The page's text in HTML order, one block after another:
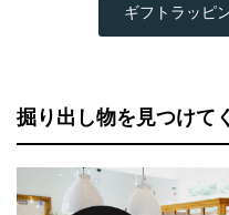
ギフトラッピ
掘り出し物を見つけて